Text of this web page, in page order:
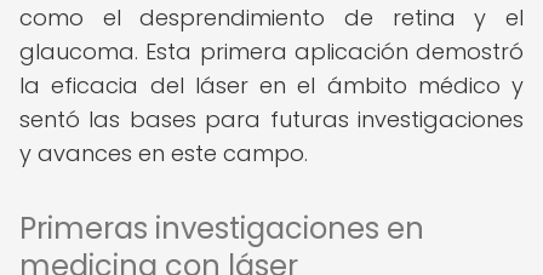
como el desprendimiento de retina y el
glaucoma. Esta primera aplicación demostró
la eficacia del láser en el ámbito médico y
sentó las bases para futuras investigaciones
y avances en este campo.
Primeras investigaciones en
medicina con láser